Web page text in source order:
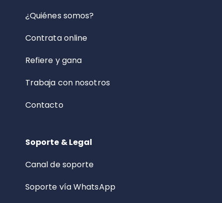
¿Quiénes somos?
Contrata online
Refiere y gana
Trabaja con nosotros
Contacto
Soporte & Legal
Canal de soporte
Soporte vía WhatsApp